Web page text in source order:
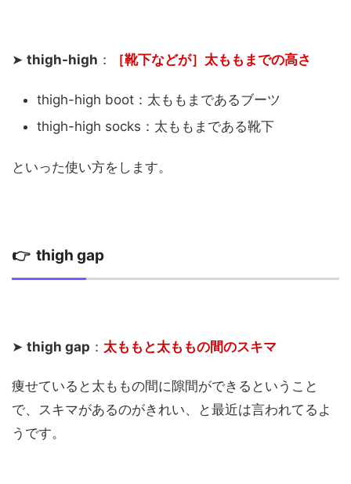
➤ thigh-high ： ［靴下などが］太ももまでの高さ
thigh-high boot：太ももまであるブーツ
thigh-high socks：太ももまである靴下
といった使い方をします。
👉 thigh gap
➤ thigh gap ： 太ももと太ももの間のスキマ
痩せていると太ももの間に隙間ができるということ
で、スキマがあるのがきれい、と最近は言われてるよ
うです。